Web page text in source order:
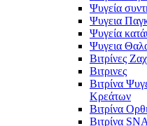
Ψυγεία
Ψυγεια
Ψυγεία
Ψυγεια
Βιτρίνες
Βιτρινες
Βιτρίνα
Κρεάτων
Βιτρίνα
Βιτρίνα